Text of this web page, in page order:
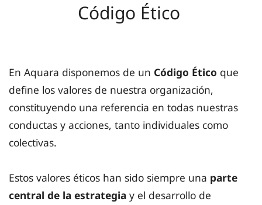
Código Ético
En Aquara disponemos de un Código Ético que
define los valores de nuestra organización,
constituyendo una referencia en todas nuestras
conductas y acciones, tanto individuales como
colectivas.
Estos valores éticos han sido siempre una parte
central de la estrategia y el desarrollo de